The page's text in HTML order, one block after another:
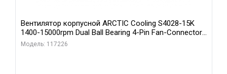
Вентилятор корпусной ARCTIC Cooling S4028-15K
1400-15000rpm Dual Ball Bearing 4-Pin Fan-Connector
(ACFAN00264A)
Модель: 117226